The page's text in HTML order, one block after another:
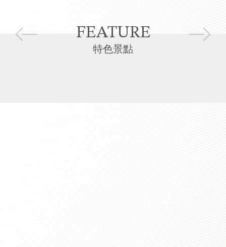
FEATURE
特色景點